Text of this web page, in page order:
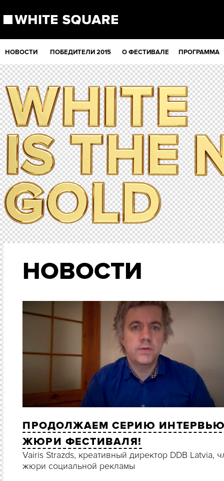
НОВОСТИ ПОБЕДИТЕЛИ 2015 О ФЕСТИВАЛЕ ПРОГРАММА
НОВОСТИ
ПРОДОЛЖАЕМ СЕРИЮ
ЖЮРИ ФЕСТИВАЛЯ!
Vairis Strazds, креативный директор DDB Latvia,
жюри социальной рекламы